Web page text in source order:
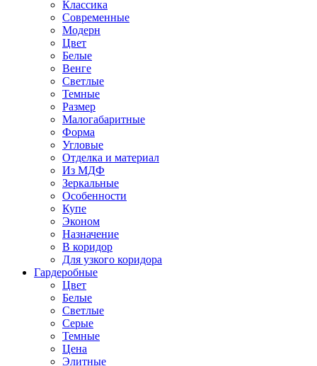
Классика
Современные
Модерн
Цвет
Белые
Венге
Светлые
Темные
Размер
Малогабаритные
Форма
Угловые
Отделка и материал
Из МДФ
Зеркальные
Особенности
Купе
Эконом
Назначение
В коридор
Для узкого коридора
Гардеробные
Цвет
Белые
Светлые
Серые
Темные
Цена
Элитные